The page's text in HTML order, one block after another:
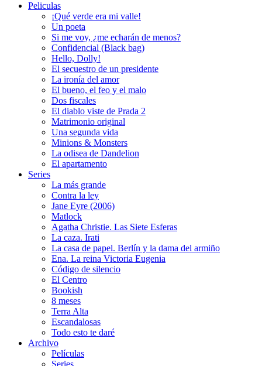
Peliculas
¡Qué verde era mi valle!
Un poeta
Si me voy, ¿me echarán de menos?
Confidencial (Black bag)
Hello, Dolly!
El secuestro de un presidente
La ironía del amor
El bueno, el feo y el malo
Dos fiscales
El diablo viste de Prada 2
Matrimonio original
Una segunda vida
Minions & Monsters
La odisea de Dandelion
El apartamento
Series
La más grande
Contra la ley
Jane Eyre (2006)
Matlock
Agatha Christie. Las Siete Esferas
La caza. Irati
La casa de papel. Berlín y la dama del armiño
Ena. La reina Victoria Eugenia
Código de silencio
El Centro
Bookish
8 meses
Terra Alta
Escandalosas
Todo esto te daré
Archivo
Películas